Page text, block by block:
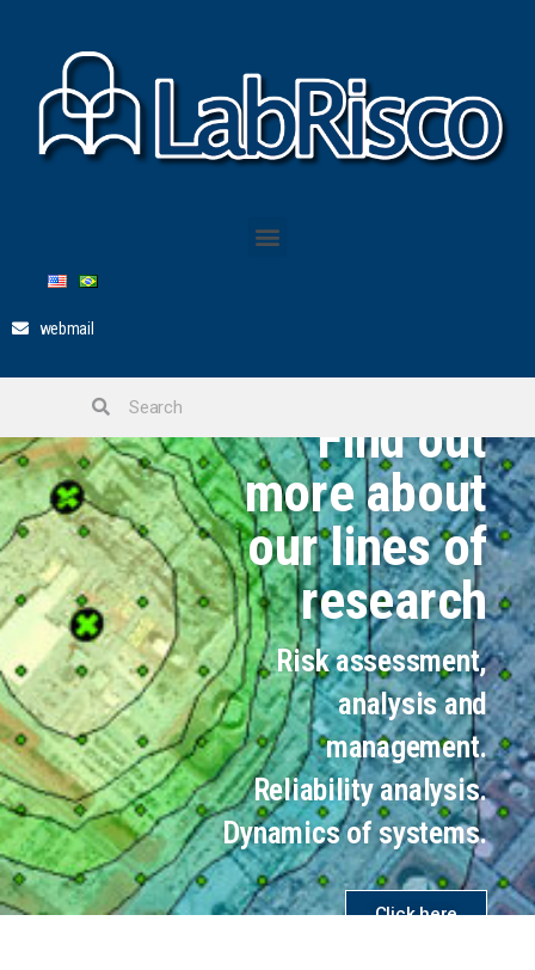
webmail
Find out
more about
our lines of
research
Risk assessment,
analysis and
management.
Reliability analysis.
Dynamics of systems.
Click here